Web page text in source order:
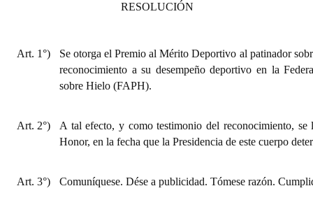
Audiencias Públicas - Registro
Periodistas Decanos - Registro
Banca del Vecino - Registro
RESOLUCIÓN
Art. 1°)
Se otorga el Premio al Mérito Deportivo al patinador
reconocimiento a su desempeño deportivo en la
sobre Hielo (FAPH).
Art. 2°)
A tal efecto, y como testimonio del reconocimiento, se
Honor, en la fecha que la Presidencia de este cuerpo
Art. 3°) Comuníquese. Dése a publicidad. Tómese razón.